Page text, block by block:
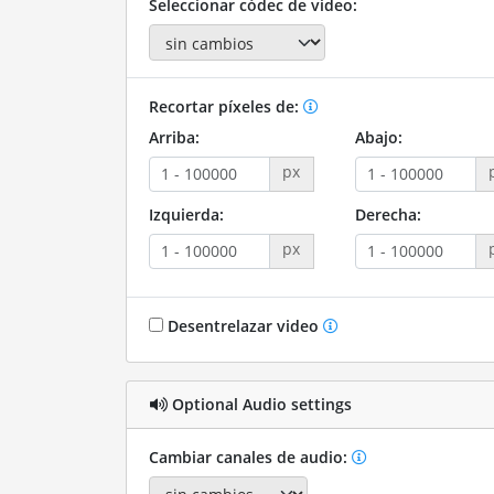
Seleccionar códec de video:
Recortar píxeles de:
Arriba:
px
Abajo:
Izquierda:
px
Derecha:
Desentrelazar video
Optional Audio settings
Cambiar canales de audio: